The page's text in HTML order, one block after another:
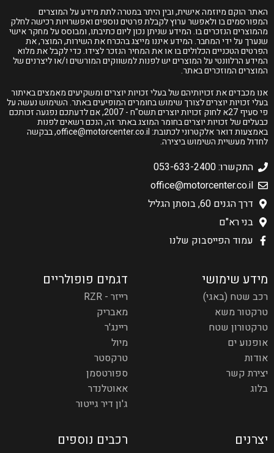
האתר הוקם מיוזמה אישית, ובין היתר במטרה לתת מידע על המוצרים
המפורסמים בו ולאפשר ערוץ לקבלת פרטים נוספים ואפשרויות רכישה לחלק
מהמוצרים הנזכרים בו. המידע שניתן נכון ליום כתיבתו, ומבוסס על מחקר אישי
שנערך על ידי המחבר. המידע איננו מייצג בהכרח את השירות, המוצר, את
הפרטים הטכניים הכלולים בו או את המחיר הנזכר לצידו. כדי לקבל את מלוא
המידע הרלוונטי על המוצרים יש לפנות למשווקים המורשים ו/או ליצרנים של
המוצרים המוזכרים באתר.
אנו מכבדים את זכויותיהם של בעלי זכויות יוצרים ומשקיעים מאמצים באיתור
בעלי זכויות יוצרים לצורך שימוש בחומרים המופיעים באתר. השימוש נעשה על
פי סעיף 27א לחוק זכויות יוצרים תשס"ח - 2007, אם לדעתכם נפגעה זכותכם
כבעלים של זכויות יוצרים בחומר המוצג באתר זה, הנכם רשאים לפנות
באמצעות דואר אלקטרוני לכתובת:office@motorcenter.co.il, בבקשה
לחדול מעשיית השימוש ביצירה.
התקשרו: 053-633-2400
office@motorcenter.co.il
דרך הגנים 60, בוסתן הגליל
בני רא"ם
עמוד הפייסבוק שלנו
מידע שימושי
רכב שטח (באגי)
טרקטור משא
טרקטורון שטח
אופנוע ים
אודות
יצירת קשר
בלוג
דגמים פופולריים
רייזר - RZR
מאבריק
ריינג'ר
מיול
טרקסטר
ספורטסמן
אאוטלנדר
ג'ון דיר גייטור
יצרנים רכבים נוספים